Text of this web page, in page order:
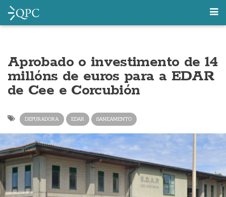
Aprobado o investimento de 14
millóns de euros para a EDAR
de Cee e Corcubión
DEPURADORA EDAR SANEAMENTO